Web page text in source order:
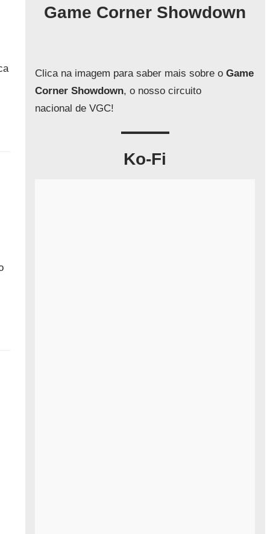
Game Corner Showdown
Clica na imagem para saber mais sobre oGame
Corner Showdown, o nosso circuito
nacional de VGC!
Ko-Fi